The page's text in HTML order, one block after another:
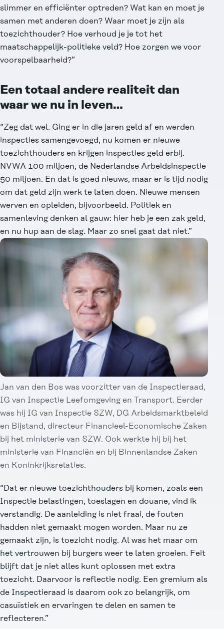
slimmer en efficiënter optreden? Wat kan en moet je
samen met anderen doen? Waar moet je zijn als
toezichthouder? Hoe verhoud je je tot het
maatschappelijk-politieke veld? Hoe zorgen we voor
voorspelbaarheid?”
Een totaal andere realiteit dan
waar we nu in leven…
“Zeg dat wel. Ging er in die jaren geld af en werden
inspecties samengevoegd, nu komen er nieuwe
toezichthouders en krijgen inspecties geld erbij.
NVWA 100 miljoen, de Nederlandse Arbeidsinspectie
50 miljoen. En dat is goed nieuws, maar er is tijd nodig
om dat geld zijn werk te laten doen. Nieuwe mensen
werven en opleiden, bijvoorbeeld. Politiek en
samenleving denken al gauw: hier heb je een zak geld,
en nu hup aan de slag. Maar zo snel gaat dat niet.”
Jan van den Bos was voorzitter van de Inspectieraad,
IG van Inspectie Leefomgeving en Transport. Eerder
was hij IG van Inspectie SZW, DG Arbeidsmarktbeleid
en Bijstand, directeur Financieel-Economische Zaken
bij het ministerie van SZW. Ook werkte hij bij het
ministerie van Financiën en bij Binnenlandse Zaken
en Koninkrijksrelaties.
“Dat er nieuwe toezichthouders bij komen, zoals een
Inspectie belastingen, toeslagen en douane, vind ik
verstandig. De aanleiding is niet fraai, de fouten
hadden niet gemaakt mogen worden. Maar nu ze
gemaakt zijn, is toezicht nodig. Al was het maar om
het vertrouwen bij burgers weer te laten groeien. Feit
blijft dat je niet alles kunt oplossen met extra
toezicht. Daarvoor is reflectie nodig. Een gremium als
de Inspectieraad is daarom ook zo belangrijk, om
casuïstiek en ervaringen te delen en samen te
reflecteren.”